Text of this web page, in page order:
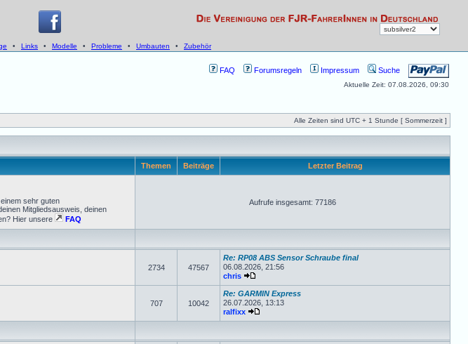
• Links • Modelle • Probleme • Umbauten • Zubehör
FAQ Forumsregeln Impressum Suche
Aktuelle Zeit: 07.08.2026, 09:30
Alle Zeiten sind UTC + 1 Stunde [ Sommerzeit ]
Themen Beiträge Letzter Beitrag
sehr guten
Mitgliedsausweis, deinen
Hier unsere
FAQ
Aufrufe insgesamt: 77186
2734 47567
Re: RP08 ABS Sensor Schraube final
06.08.2026, 21:56
chris
707 10042
Re: GARMIN Express
26.07.2026, 13:13
ralfixx